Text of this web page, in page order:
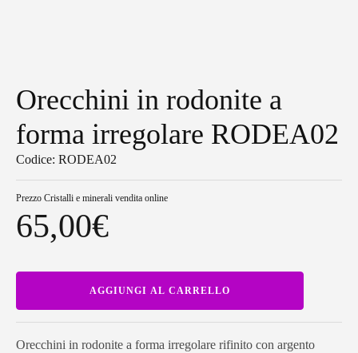
Orecchini in rodonite a
forma irregolare RODEA02
Codice: RODEA02
Prezzo Cristalli e minerali vendita online
65,00€
rodonite
a
irregolare
AGGIUNGI AL CARRELLO
Orecchini in rodonite a forma irregolare rifinito con argento